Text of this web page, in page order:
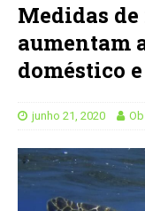
Medidas
aumentam
doméstico
junho 21, 2020